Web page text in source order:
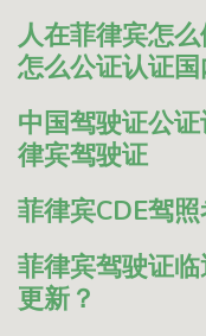
人在菲律宾怎
怎么公证认证国
中国驾驶证公
律宾驾驶证
菲律宾CDE驾
菲律宾驾驶证
更新？